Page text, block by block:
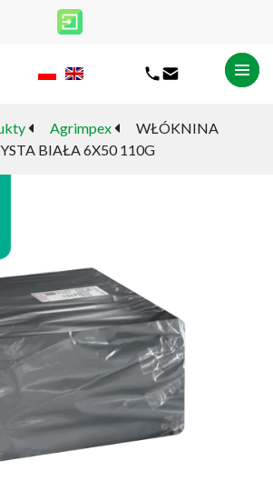
Agrimpex
WŁÓKNINA
BIAŁA 6X50 110G